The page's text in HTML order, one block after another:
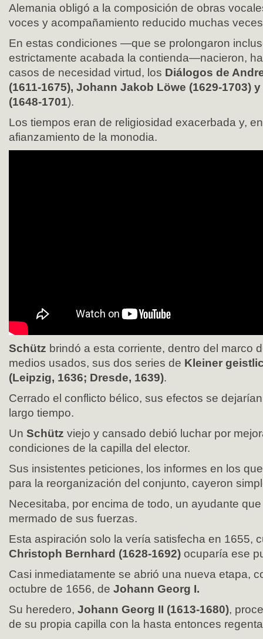
Alemania obligó a la composición de obras
voces y acompañamiento reducido muchas
En estas condiciones —que se prolongaron
estrictamente acabada la contienda—nacieron,
casos de necesidad virtud, los Diálogos de
(1611-1675), Johann Jakob Löwe (1629-1703)
(1648-1701).
Los tiempos eran de religiosidad exacerbada y,
afianzamiento de la monodia.
Schütz brindó a esta corriente, dentro del marco
medios usados, sus dos series de Kleiner
(Leipzig, 1636; Dresde, 1639).
Cerrado el conflicto bélico, sus efectos se
largo tiempo.
Un Schütz viejo y cansado debió luchar por
condiciones de la capilla del elector.
Sus insistentes peticiones, los informes en los
para la reorganización del conjunto, cayeron
Necesitaba, por encima de todo, un ayudante
mermado de sus fuerzas.
Esta aspiración solo la vería satisfecha en 1655,
Christoph Bernhard (1628-1692) ocuparía ese
Casi inmediatamente se abrió una nueva etapa,
octubre de 1656, de Johann Georg I.
Su heredero, Johann Georg II (1613-1680),
de su propia capilla con la hasta entonces